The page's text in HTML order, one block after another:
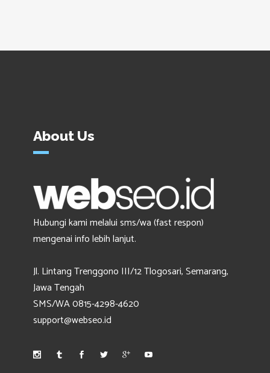
About Us
Hubungi kami melalui sms/wa (fast respon)
mengenai info lebih lanjut.
Jl. Lintang Trenggono III/12 Tlogosari, Semarang,
Jawa Tengah
SMS/WA 0815-4298-4620
support@webseo.id